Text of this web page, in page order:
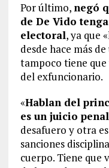
Por último, negó
de De Vido
electoral, ya que
desde hace más
tampoco tiene
del exfuncionario.
«Hablan del
es un juicio penal
desafuero y otra
sanciones
cuerpo. Tiene que